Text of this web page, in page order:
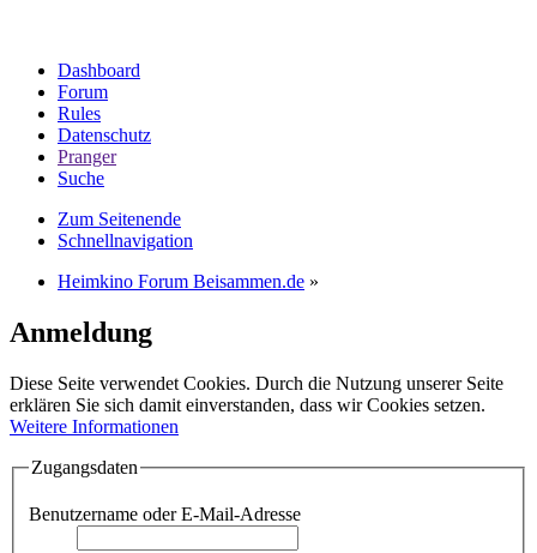
Dashboard
Forum
Rules
Datenschutz
Pranger
Suche
Zum Seitenende
Schnellnavigation
Heimkino Forum Beisammen.de »
Anmeldung
Diese Seite verwendet Cookies. Durch die Nutzung unserer Seite
erklären Sie sich damit einverstanden, dass wir Cookies setzen.
Weitere Informationen
Zugangsdaten
Benutzername oder E-Mail-Adresse